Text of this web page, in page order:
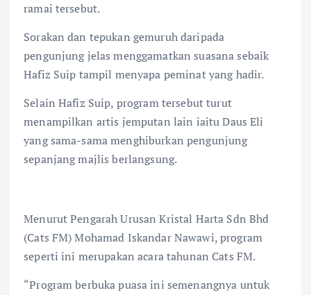
ramai tersebut.
Sorakan dan tepukan gemuruh daripada
pengunjung jelas menggamatkan suasana sebaik
Hafiz Suip tampil menyapa peminat yang hadir.
Selain Hafiz Suip, program tersebut turut
menampilkan artis jemputan lain iaitu Daus Eli
yang sama-sama menghiburkan pengunjung
sepanjang majlis berlangsung.
Menurut Pengarah Urusan Kristal Harta Sdn Bhd
(Cats FM) Mohamad Iskandar Nawawi, program
seperti ini merupakan acara tahunan Cats FM.
“Program berbuka puasa ini semenangnya untuk